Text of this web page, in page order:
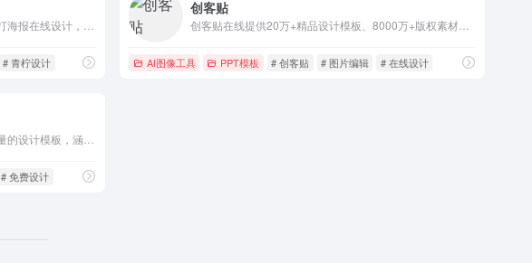
# 青柠设计
创客贴
AI图像工具 PPT模板 # 创客贴 # 图片编辑 # 在线设计
# 免费设计